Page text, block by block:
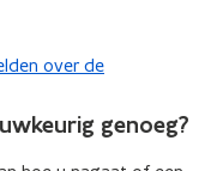
n
i
over de
genoeg?